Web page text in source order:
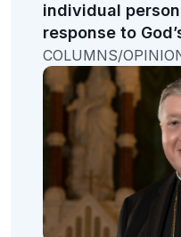
individual
response to
COLUMNS/